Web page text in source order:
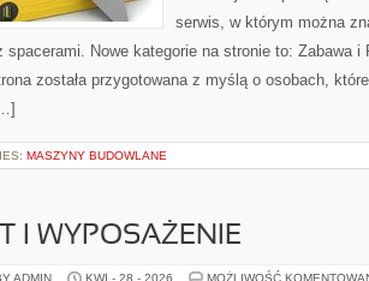
serwis, w którym można
spacerami. Nowe kategorie na stronie to: Zabawa i
została przygotowana z myślą o osobach,
MASZYNY BUDOWLANE
I WYPOSAŻENIE
ADMIN KWI - 28 - 2026 MOŻLIWOŚĆ